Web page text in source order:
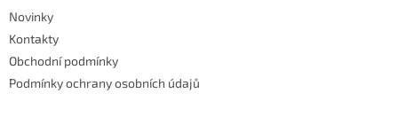
Novinky
Kontakty
Obchodní podmínky
Podmínky ochrany osobních údajů